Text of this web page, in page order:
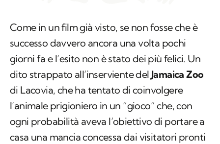
Come in un film già visto, se non fosse che è
successo davvero ancora una volta pochi
giorni fa e l’esito non è stato dei più felici. Un
dito strappato all’inserviente del Jamaica Zoo
di Lacovia, che ha tentato di coinvolgere
l’animale prigioniero in un “gioco” che, con
ogni probabilità aveva l’obiettivo di portare a
casa una mancia concessa dai visitatori pronti